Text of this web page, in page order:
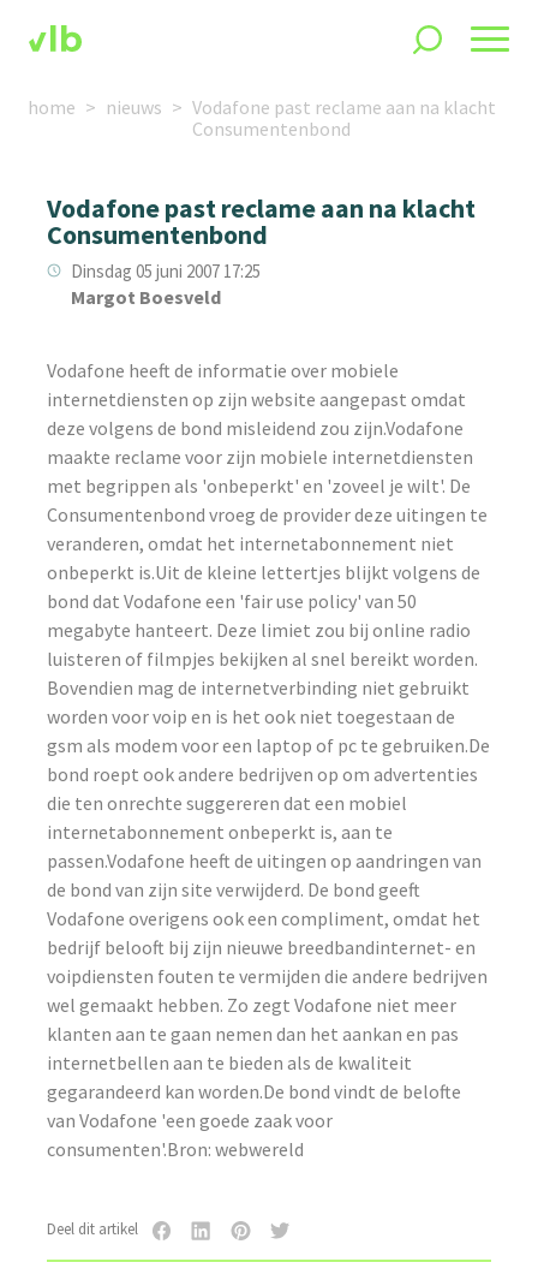
home nieuws
Vodafone past reclame aan na klacht
Consumentenbond
Vodafone past reclame aan na klacht
Consumentenbond
Dinsdag 05 juni 2007 17:25
Margot Boesveld
Vodafone heeft de informatie over mobiele
internetdiensten op zijn website aangepast omdat
deze volgens de bond misleidend zou zijn.Vodafone
maakte reclame voor zijn mobiele internetdiensten
met begrippen als 'onbeperkt' en 'zoveel je wilt'. De
Consumentenbond vroeg de provider deze uitingen te
veranderen, omdat het internetabonnement niet
onbeperkt is.Uit de kleine lettertjes blijkt volgens de
bond dat Vodafone een 'fair use policy' van 50
megabyte hanteert. Deze limiet zou bij online radio
luisteren of filmpjes bekijken al snel bereikt worden.
Bovendien mag de internetverbinding niet gebruikt
worden voor voip en is het ook niet toegestaan de
gsm als modem voor een laptop of pc te gebruiken.De
bond roept ook andere bedrijven op om advertenties
die ten onrechte suggereren dat een mobiel
internetabonnement onbeperkt is, aan te
passen.Vodafone heeft de uitingen op aandringen van
de bond van zijn site verwijderd. De bond geeft
Vodafone overigens ook een compliment, omdat het
bedrijf belooft bij zijn nieuwe breedbandinternet- en
voipdiensten fouten te vermijden die andere bedrijven
wel gemaakt hebben. Zo zegt Vodafone niet meer
klanten aan te gaan nemen dan het aankan en pas
internetbellen aan te bieden als de kwaliteit
gegarandeerd kan worden.De bond vindt de belofte
van Vodafone 'een goede zaak voor
consumenten'.Bron: webwereld
Deel dit artikel